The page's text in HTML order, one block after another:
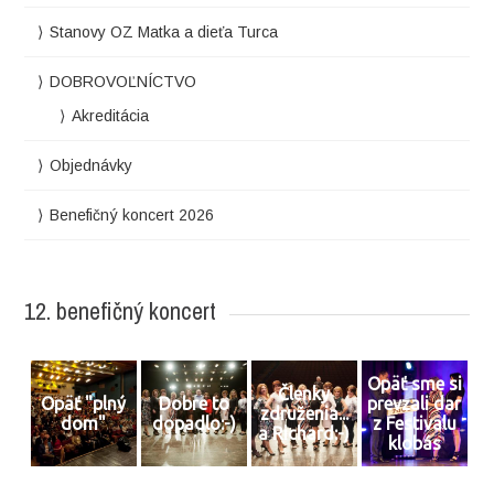
Stanovy OZ Matka a dieťa Turca
DOBROVOĽNÍCTVO
Akreditácia
Objednávky
Benefičný koncert 2026
12. benefičný koncert
Opäť "plný
dom"
Dobre to
dopadlo:-)
Členky
združenia...
a Richard:-)
Opäť sme si
prevzali dar
z Festivalu
klobás